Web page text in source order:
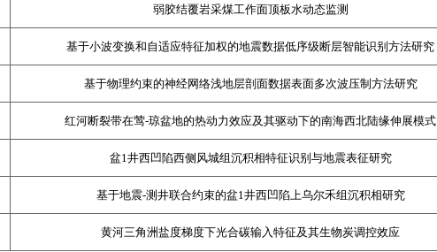
弱胶结覆岩采煤工作面顶板水动态监测
基于小波变换和自适应特征加权的地震数据低序级断层智能识别方法研究
基于物理约束的神经网络浅地层剖面数据表面多次波压制方法研究
红河断裂带在莺-琼盆地的热动力效应及其驱动下的南海西北陆缘伸展模式
盆1井西凹陷西侧风城组沉积相特征识别与地震表征研究
基于地震-测井联合约束的盆1井西凹陷上乌尔禾组沉积相研究
黄河三角洲盐度梯度下光合碳输入特征及其生物炭调控效应